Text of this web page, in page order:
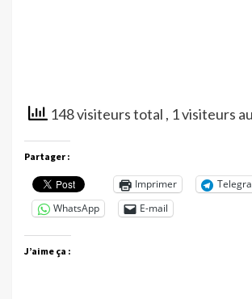
148 visiteurs total , 1 visiteurs
Partager :
Imprimer
WhatsApp
E-mail
J’aime ça :